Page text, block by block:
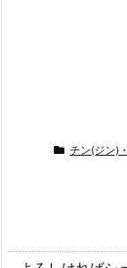
チン(ジン)